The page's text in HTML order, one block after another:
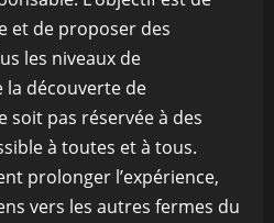
et de proposer des
les niveaux de
la découverte de
soit pas réservée à des
à toutes et à tous.
prolonger l’expérience,
vers les autres fermes du